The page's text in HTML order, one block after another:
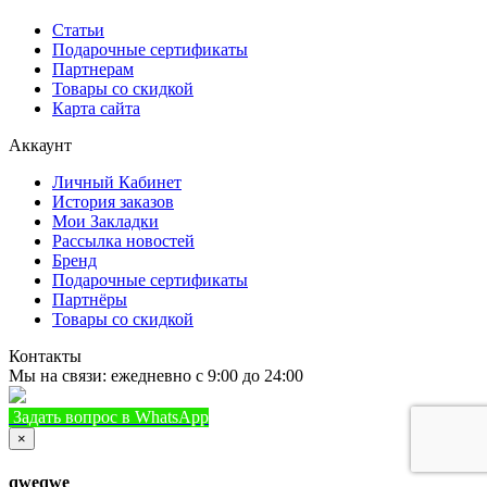
Статьи
Подарочные сертификаты
Партнерам
Товары со скидкой
Карта сайта
Аккаунт
Личный Кабинет
История заказов
Мои Закладки
Рассылка новостей
Бренд
Подарочные сертификаты
Партнёры
Товары со скидкой
Контакты
Мы на связи: ежедневно с 9:00 до 24:00
Задать вопрос в WhatsApp
×
qweqwe